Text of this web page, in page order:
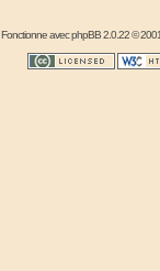
Fonctionne avecphpBB2.0.22 ©